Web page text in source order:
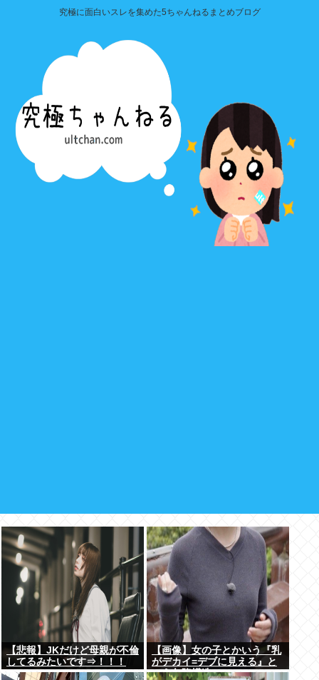
究極に面白いスレを集めた5ちゃんねるまとめブログ
【悲報】JKだけど母親が不倫
してるみたいです⇒！！！
【画像】女の子とかいう『乳
がデカイ=デブに見える』と
いう欠陥構造www